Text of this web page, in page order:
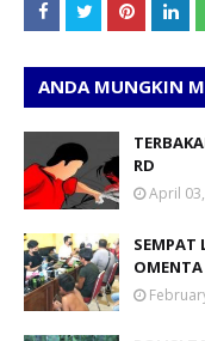
ANDA MUNGKIN
RD
April
SEMPAT
OMENTA